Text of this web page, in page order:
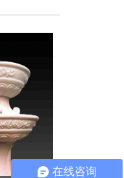
在线咨询